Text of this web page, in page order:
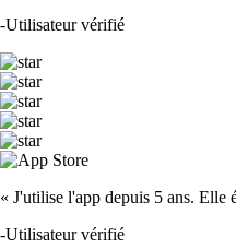
-Utilisateur vérifié
« J'utilise l'app depuis 5 ans. Elle
-Utilisateur vérifié